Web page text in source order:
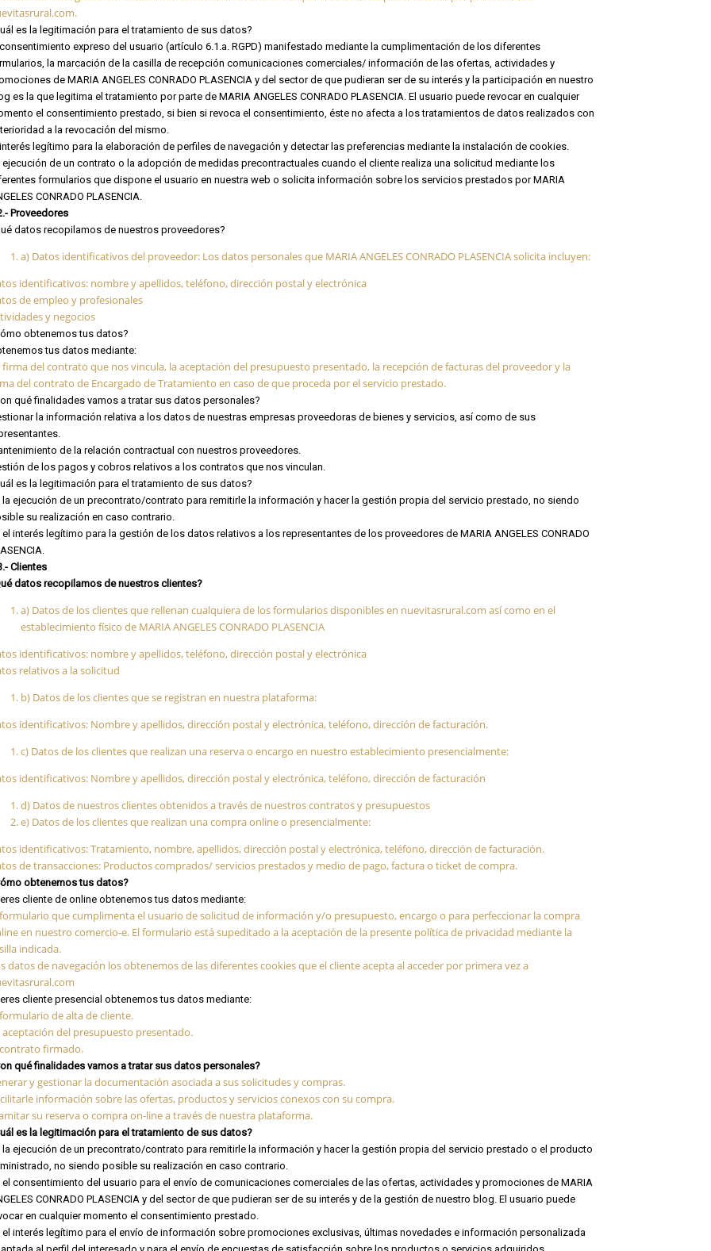
es la legitimación para el tratamiento de sus datos?
expreso del usuario (artículo 6.1.a. RGPD) manifestado mediante la cumplimentación de los diferentes
la marcación de la casilla de recepción comunicaciones comerciales/ información de las ofertas, actividades y
de MARIA ANGELES CONRADO PLASENCIA y del sector de que pudieran ser de su interés y la participación en nuestro
es la que legitima el tratamiento por parte de MARIA ANGELES CONRADO PLASENCIA. El usuario puede revocar en cualquier
el consentimiento prestado, si bien si revoca el consentimiento, éste no afecta a los tratamientos de datos realizados con
a la revocación del mismo.
legítimo para la elaboración de perfiles de navegación y detectar las preferencias mediante la instalación de cookies.
ejecución de un contrato o la adopción de medidas precontractuales cuando el cliente realiza una solicitud mediante los
formularios que dispone el usuario en nuestra web o solicita información sobre los servicios prestados por MARIA
CONRADO PLASENCIA.
Proveedores
datos recopilamos de nuestros proveedores?
a) Datos identificativos del proveedor: Los datos personales que MARIA ANGELES CONRADO PLASENCIA solicita incluyen:
identificativos: nombre y apellidos, teléfono, dirección postal y electrónica
de empleo y profesionales
y negocios
obtenemos tus datos?
tus datos mediante:
firma del contrato que nos vincula, la aceptación del presupuesto presentado, la recepción de facturas del proveedor y la
del contrato de Encargado de Tratamiento en caso de que proceda por el servicio prestado.
qué finalidades vamos a tratar sus datos personales?
la información relativa a los datos de nuestras empresas proveedoras de bienes y servicios, así como de sus
de la relación contractual con nuestros proveedores.
de los pagos y cobros relativos a los contratos que nos vinculan.
es la legitimación para el tratamiento de sus datos?
la ejecución de un precontrato/contrato para remitirle la información y hacer la gestión propia del servicio prestado, no siendo
su realización en caso contrario.
el interés legítimo para la gestión de los datos relativos a los representantes de los proveedores de MARIA ANGELES CONRADO
Clientes
datos recopilamos de nuestros clientes?
a) Datos de los clientes que rellenan cualquiera de los formularios disponibles en nuevitasrural.com así como en el
establecimiento físico de MARIA ANGELES CONRADO PLASENCIA
identificativos: nombre y apellidos, teléfono, dirección postal y electrónica
relativos a la solicitud
b) Datos de los clientes que se registran en nuestra plataforma:
identificativos: Nombre y apellidos, dirección postal y electrónica, teléfono, dirección de facturación.
c) Datos de los clientes que realizan una reserva o encargo en nuestro establecimiento presencialmente:
identificativos: Nombre y apellidos, dirección postal y electrónica, teléfono, dirección de facturación
d) Datos de nuestros clientes obtenidos a través de nuestros contratos y presupuestos
e) Datos de los clientes que realizan una compra online o presencialmente:
identificativos: Tratamiento, nombre, apellidos, dirección postal y electrónica, teléfono, dirección de facturación.
de transacciones: Productos comprados/ servicios prestados y medio de pago, factura o ticket de compra.
obtenemos tus datos?
cliente de online obtenemos tus datos mediante:
que cumplimenta el usuario de solicitud de información y/o presupuesto, encargo o para perfeccionar la compra
en nuestro comercio-e. El formulario está supeditado a la aceptación de la presente política de privacidad mediante la
indicada.
datos de navegación los obtenemos de las diferentes cookies que el cliente acepta al acceder por primera vez a
cliente presencial obtenemos tus datos mediante:
de alta de cliente.
aceptación del presupuesto presentado.
firmado.
qué finalidades vamos a tratar sus datos personales?
y gestionar la documentación asociada a sus solicitudes y compras.
información sobre las ofertas, productos y servicios conexos con su compra.
su reserva o compra on-line a través de nuestra plataforma.
es la legitimación para el tratamiento de sus datos?
la ejecución de un precontrato/contrato para remitirle la información y hacer la gestión propia del servicio prestado o el producto
no siendo posible su realización en caso contrario.
el consentimiento del usuario para el envío de comunicaciones comerciales de las ofertas, actividades y promociones de MARIA
CONRADO PLASENCIA y del sector de que pudieran ser de su interés y de la gestión de nuestro blog. El usuario puede
en cualquier momento el consentimiento prestado.
el interés legítimo para el envío de información sobre promociones exclusivas, últimas novedades e información personalizada